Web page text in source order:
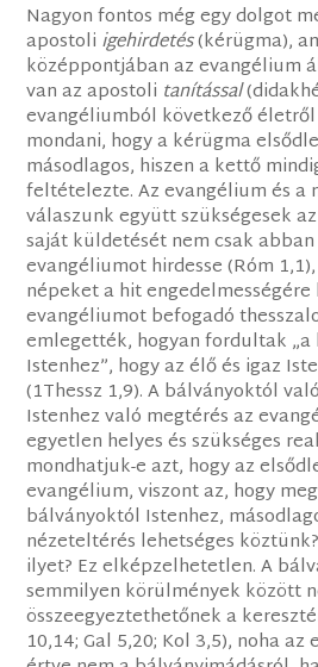
Nagyon fontos még egy dolgot
apostoli igehirdetés(kérügma),
középpontjában az evangélium
van az apostoli tanítással
evangéliumból következő
mondani, hogy a kérügma
másodlagos, hiszen a kettő
feltételezte. Az evangélium és a
válaszunk együtt szükségesek
saját küldetését nem csak
evangéliumot hirdesse (Róm
népeket a hit engedelmességére
evangéliumot befogadó
emlegették, hogyan fordultak
Istenhez”, hogy az élő és igaz
(1Thessz 1,9). A bálványoktól
Istenhez való megtérés az
egyetlen helyes és szükséges
mondhatjuk-e azt, hogy az
evangélium, viszont az, hogy
bálványoktól Istenhez,
nézeteltérés lehetséges
ilyet? Ez elképzelhetetlen. A
semmilyen körülmények között
összeegyeztethetőnek a
10,14; Gal 5,20; Kol 3,5), noha